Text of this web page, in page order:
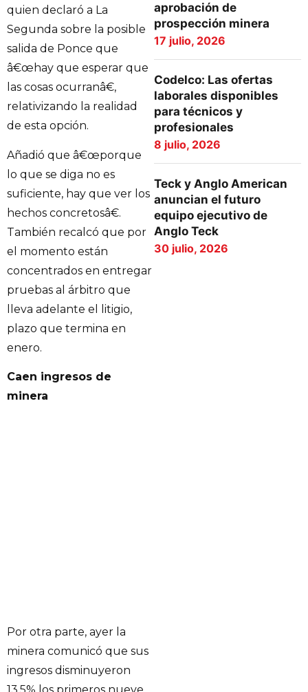
quien declaró a La
Segunda sobre la posible
salida de Ponce que
â€œhay que esperar que
las cosas ocurranâ€,
relativizando la realidad
de esta opción.
Añadió que â€œporque
lo que se diga no es
suficiente, hay que ver los
hechos concretosâ€.
También recalcó que por
el momento están
concentrados en entregar
pruebas al árbitro que
lleva adelante el litigio,
plazo que termina en
enero.
Caen ingresos de
minera
Por otra parte, ayer la
minera comunicó que sus
ingresos disminuyeron
13,5% los primeros nueve
aprobación de
prospección minera
17 julio, 2026
Codelco: Las ofertas
laborales disponibles
para técnicos y
profesionales
8 julio, 2026
Teck y Anglo American
anuncian el futuro
equipo ejecutivo de
Anglo Teck
30 julio, 2026